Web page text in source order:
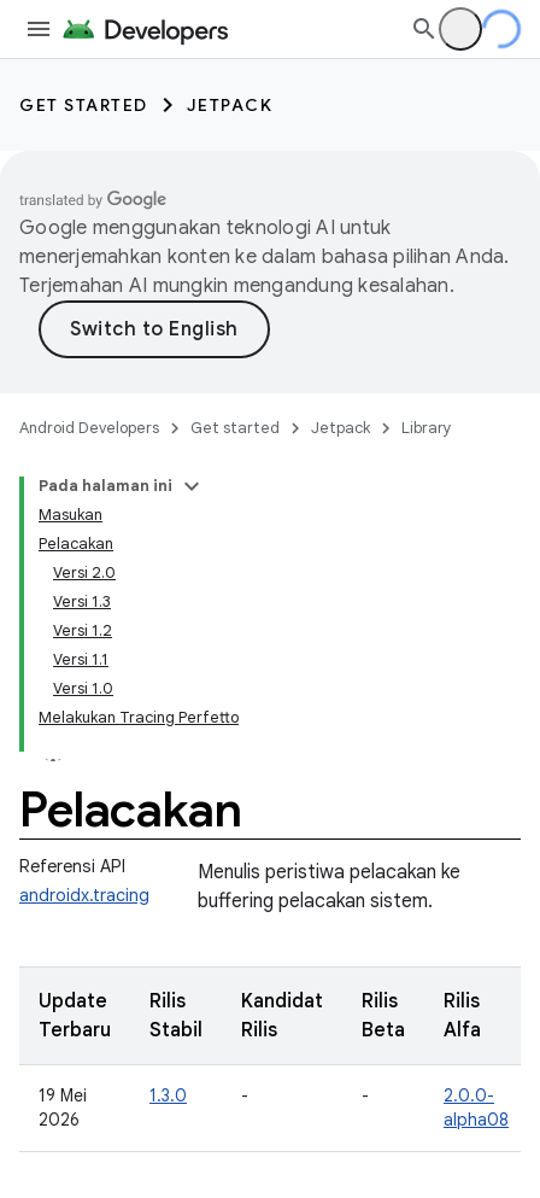
GET STARTED JETPACK
Google menggunakan teknologi AI untuk
menerjemahkan konten ke dalam bahasa pilihan Anda.
Terjemahan AI mungkin mengandung kesalahan.
Android Developers Get started Jetpack Library
Pada halaman ini
Masukan
Pelacakan
Versi 2.0
Versi 1.3
Versi 1.2
Versi 1.1
Versi 1.0
Melakukan Tracing Perfetto
Pelacakan
Referensi API
androidx.tracing
Menulis peristiwa pelacakan ke
buffering pelacakan sistem.
Update
Terbaru
Rilis
Stabil
Kandidat
Rilis
Rilis
Beta
Rilis
Alfa
19 Mei
2026
1.3.0 - -
2.0.0-
alpha08